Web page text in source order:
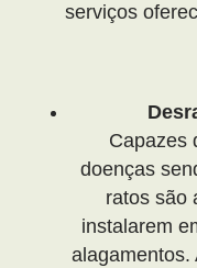
serviços
Capazes
doenças
ratos são
instalarem
alagamentos.